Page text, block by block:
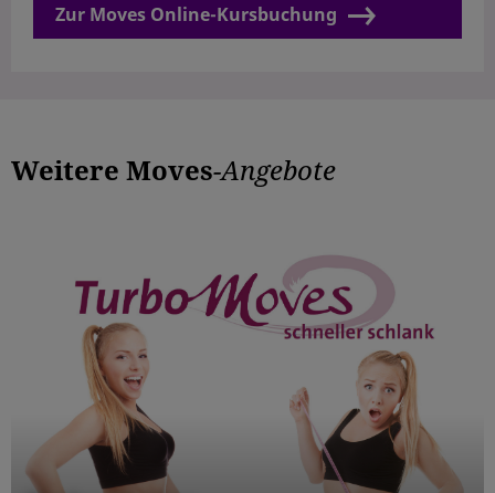
Zur Moves Online-Kursbuchung
Weitere Moves-Angebote